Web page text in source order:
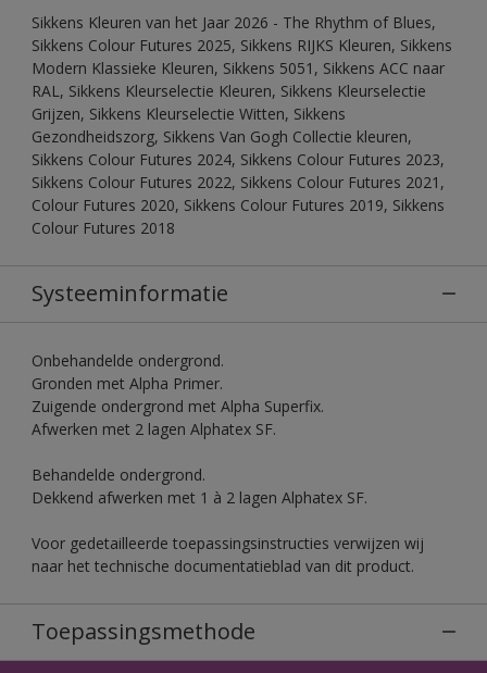
Sikkens Kleuren van het Jaar 2026 - The Rhythm of Blues,
Sikkens Colour Futures 2025, Sikkens RIJKS Kleuren, Sikkens
Modern Klassieke Kleuren, Sikkens 5051, Sikkens ACC naar
RAL, Sikkens Kleurselectie Kleuren, Sikkens Kleurselectie
Grijzen, Sikkens Kleurselectie Witten, Sikkens
Gezondheidszorg, Sikkens Van Gogh Collectie kleuren,
Sikkens Colour Futures 2024, Sikkens Colour Futures 2023,
Sikkens Colour Futures 2022, Sikkens Colour Futures 2021,
Colour Futures 2020, Sikkens Colour Futures 2019, Sikkens
Colour Futures 2018
Systeeminformatie
Onbehandelde ondergrond.
Gronden met Alpha Primer.
Zuigende ondergrond met Alpha Superfix.
Afwerken met 2 lagen Alphatex SF.
Behandelde ondergrond.
Dekkend afwerken met 1 à 2 lagen Alphatex SF.
Voor gedetailleerde toepassingsinstructies verwijzen wij
naar het technische documentatieblad van dit product.
Toepassingsmethode